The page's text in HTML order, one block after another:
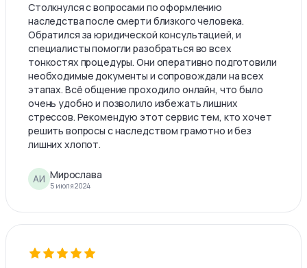
Столкнулся с вопросами по оформлению
наследства после смерти близкого человека.
Обратился за юридической консультацией, и
специалисты помогли разобраться во всех
тонкостях процедуры. Они оперативно подготовили
необходимые документы и сопровождали на всех
этапах. Всё общение проходило онлайн, что было
очень удобно и позволило избежать лишних
стрессов. Рекомендую этот сервис тем, кто хочет
решить вопросы с наследством грамотно и без
лишних хлопот.
АИ Мирослава
5 июля 2024